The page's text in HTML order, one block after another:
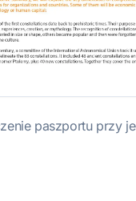
paszportu przy